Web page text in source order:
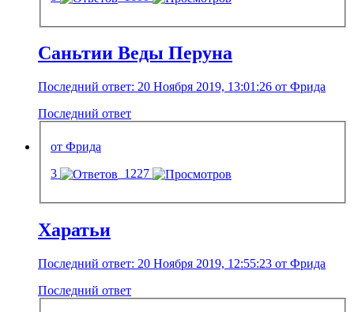
Саньтии Веды Перуна
Последний ответ: 20 Ноября 2019, 13:01:26 от Фрида
Последний ответ
от Фрида
3
1227
Харатьи
Последний ответ: 20 Ноября 2019, 12:55:23 от Фрида
Последний ответ